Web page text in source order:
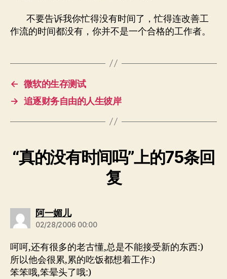
不要告诉我你忙得没有时间了，忙得连改善工
作流的时间都没有，你并不是一个合格的工作者。
← 微软的生存测试
→ 追逐财务自由的人生彼岸
“真的没有时间吗”上的75条回
复
阿一媚儿说：
02/28/2006 00:00
呵呵,还有很多的老古懂,总是不能接受新的东西:)
所以他会很累,累的吃饭都想着工作:)
笨笨哦,笨晕头了哦:)